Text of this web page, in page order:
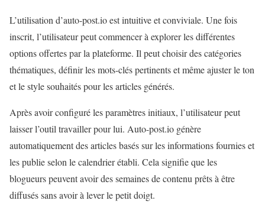
L’utilisation d’auto-post.io est intuitive et conviviale. Une fois
inscrit, l’utilisateur peut commencer à explorer les différentes
options offertes par la plateforme. Il peut choisir des catégories
thématiques, définir les mots-clés pertinents et même ajuster le ton
et le style souhaités pour les articles générés.
Après avoir configuré les paramètres initiaux, l’utilisateur peut
laisser l’outil travailler pour lui. Auto-post.io génère
automatiquement des articles basés sur les informations fournies et
les publie selon le calendrier établi. Cela signifie que les
blogueurs peuvent avoir des semaines de contenu prêts à être
diffusés sans avoir à lever le petit doigt.